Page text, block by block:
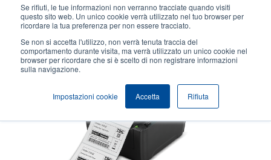
Se rifiuti, le tue informazioni non verranno tracciate quando visiti
questo sito web. Un unico cookie verrà utilizzato nel tuo browser per
ricordare la tua preferenza per non essere tracciato.
Se non si accetta l'utilizzo, non verrà tenuta traccia del
comportamento durante visita, ma verrà utilizzato un unico cookie nel
browser per ricordare che si è scelto di non registrare informazioni
sulla navigazione.
Impostazioni cookie Accetta Rifiuta